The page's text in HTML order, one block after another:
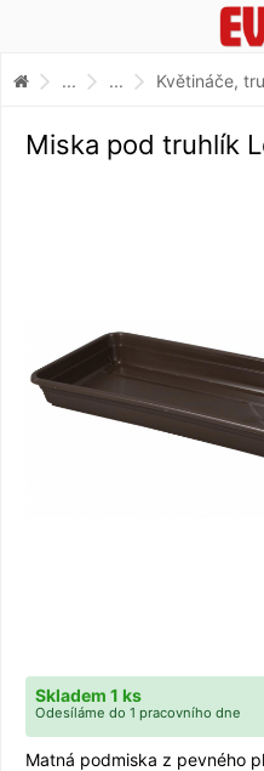
... ... Květináče,
Miska pod truhlík
Skladem 1 ks
Odesíláme do 1 pracovního dne
Matná podmiska z pevného